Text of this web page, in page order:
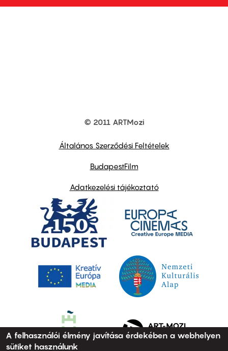
© 2011 ARTMozi
Általános Szerződési Feltételek
BudapestFilm
Adatkezelési tájékoztató
A felhasználói élmény javítása érdekében a webhelyen
sütiket használunk